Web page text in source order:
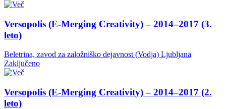
Versopolis (E-Merging Creativity) – 2014–2017 (3.
leto)
Beletrina, zavod za založniško dejavnost (Vodja) Ljubljana
Zaključeno
Versopolis (E-Merging Creativity) – 2014–2017 (2.
leto)